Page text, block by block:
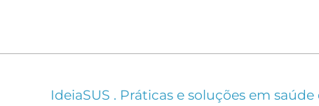
IdeiaSUS . Práticas e soluções em saúde